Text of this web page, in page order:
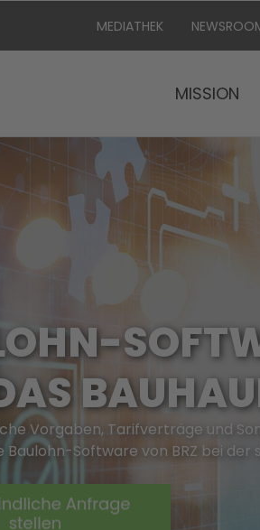
MEDIATHEK
MISSION
Vorgaben, Tarifverträge und
Software von BRZ bei der